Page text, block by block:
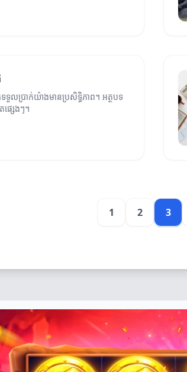
លប្រាក់យ៉ាងមានប្រសិទ្ធិភាព។ អត្ថបទ
សេងៗ។
1 2 3